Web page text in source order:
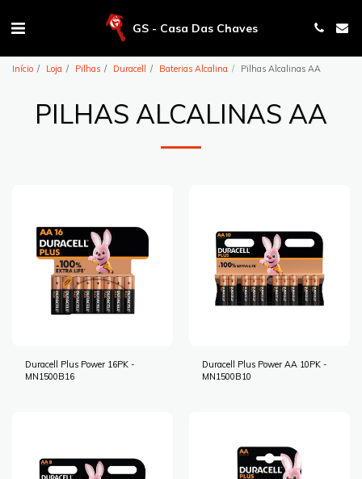
GS - Casa Das Chaves
Início Loja Pilhas Duracell Baterias Alcalina Pilhas Alcalinas AA
PILHAS ALCALINAS AA
Duracell Plus Power 16PK -
MN1500B16
Duracell Plus Power AA 10PK -
MN1500B10